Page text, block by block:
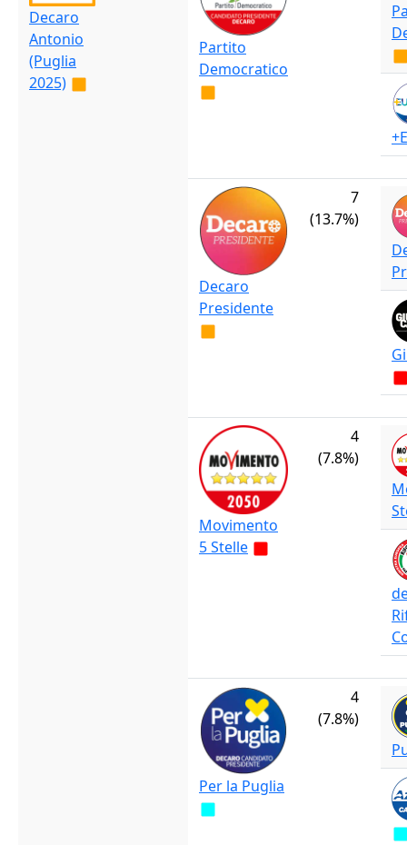
Decaro
Antonio
(Puglia
2025)
Partito
Democratico
Decaro
Presidente
7
(13.7%)
Movimento
5 Stelle
4
(7.8%)
Per la Puglia
4
(7.8%)